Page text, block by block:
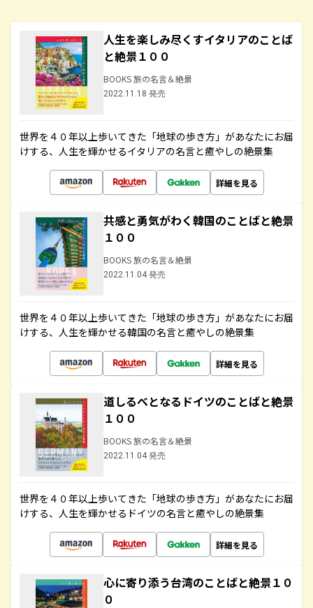
人生を楽しみ尽くすイタリアのことば
と絶景１００
BOOKS 旅の名言＆絶景
2022.11.18 発売
世界を４０年以上歩いてきた「地球の歩き方」があなたにお届
けする、人生を輝かせるイタリアの名言と癒やしの絶景集
詳細を見る
共感と勇気がわく韓国のことばと絶景
１００
BOOKS 旅の名言＆絶景
2022.11.04 発売
世界を４０年以上歩いてきた「地球の歩き方」があなたにお届
けする、人生を輝かせる韓国の名言と癒やしの絶景集
詳細を見る
道しるべとなるドイツのことばと絶景
１００
BOOKS 旅の名言＆絶景
2022.11.04 発売
世界を４０年以上歩いてきた「地球の歩き方」があなたにお届
けする、人生を輝かせるドイツの名言と癒やしの絶景集
詳細を見る
心に寄り添う台湾のことばと絶景１０
０